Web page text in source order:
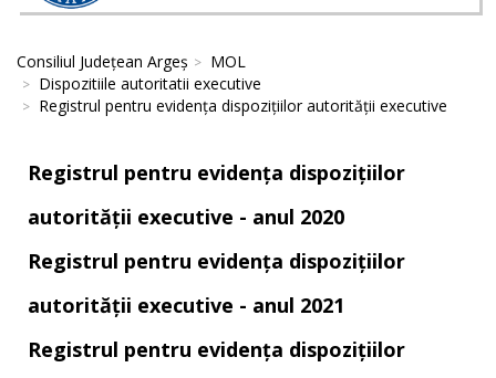
Consiliul Județean Argeș
MOL
Dispozitiile autoritatii executive
Registrul pentru evidența dispozițiilor autorității executive
Registrul pentru evidența dispozițiilor
autorității executive - anul 2020
Registrul pentru evidența dispozițiilor
autorității executive - anul 2021
Registrul pentru evidența dispozițiilor